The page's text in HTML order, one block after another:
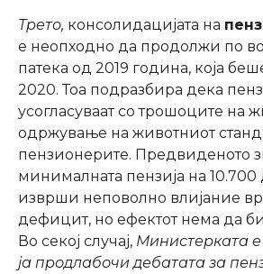
Трето, консолидацијата на
е неопходно да продолжи по
патека од 2019 година, која
2020. Тоа подразбира дека
усогласуваат со трошоците на
одржување на животниот
пензионерите. Предвиденото
минималната пензија на
изврши неповолно влијание
дефицит, но ефектот нема да
Во секој случај, Министерката
ја продлабочи дебатата за